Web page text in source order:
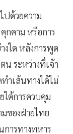
ปด้วยความ
กคาม หรือการ
ใด หลังการพูด
น ระหว่างที่เจ้า
ำเส้นทางได้ไม่
ต้การควบคุม
ของฝ่ายไทย
การทางทหาร